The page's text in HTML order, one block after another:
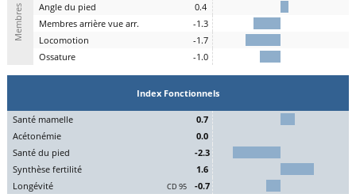
Membres
Angle du pied
0.4
Membres arrière vue arr.
-1.3
Locomotion
-1.7
Ossature -1.0
Index Fonctionnels
Santé mamelle
0.7
Acétonémie
0.0
Santé du pied
-2.3
Synthèse fertilité
1.6
Longévité CD 95
-0.7